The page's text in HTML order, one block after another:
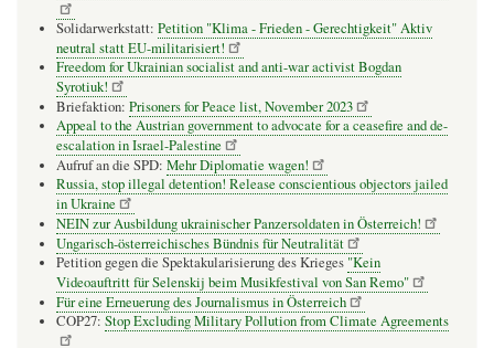
Solidarwerkstatt: Petition "Klima - Frieden - Gerechtigkeit" Aktiv
neutral statt EU-militarisiert!
Freedom for Ukrainian socialist and anti-war activist Bogdan
Syrotiuk!
Briefaktion: Prisoners for Peace list, November 2023
Appeal to the Austrian government to advocate for a ceasefire and de-
escalation in Israel-Palestine
Aufruf an die SPD: Mehr Diplomatie wagen!
Russia, stop illegal detention! Release conscientious objectors jailed
in Ukraine
NEIN zur Ausbildung ukrainischer Panzersoldaten in Österreich!
Ungarisch-österreichisches Bündnis für Neutralität
Petition gegen die Spektakularisierung des Krieges "Kein
Videoauftritt für Selenskij beim Musikfestival von San Remo"
Für eine Erneuerung des Journalismus in Österreich
COP27: Stop Excluding Military Pollution from Climate Agreements